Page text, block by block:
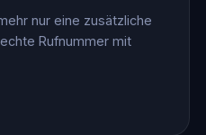
nur eine zusätzliche
Rufnummer mit